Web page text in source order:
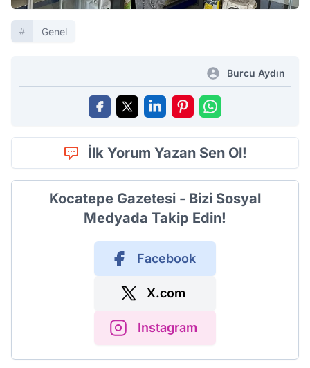
Genel
Burcu Aydın
İlk Yorum Yazan Sen Ol!
Kocatepe Gazetesi - Bizi Sosyal
Medyada Takip Edin!
Facebook
X.com
Instagram